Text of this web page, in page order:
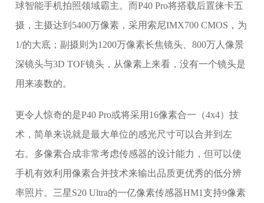
球智能手机拍照领域霸主。而P40 Pro将搭载后置徕卡五
摄，主摄达到5400万像素，采用索尼IMX700 CMOS，为
1/的大底；副摄则为1200万像素长焦镜头、800万人像景
深镜头与3D TOF镜头，从像素上来看，没有一个镜头是
用来凑数的。
更令人惊奇的是P40 Pro或将采用16像素合一（4x4）技
术，简单来说就是最大单位的感光尺寸可以合并到左
右。多像素合成非常考虑传感器的设计能力，但可以使
手机有效利用像素合并技术来输出品质更优秀的低分辨
率照片。三星S20 Ultra的一亿像素传感器HM1支持9像素